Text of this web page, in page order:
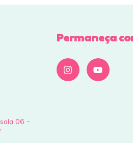
sala 06 -
Permaneça